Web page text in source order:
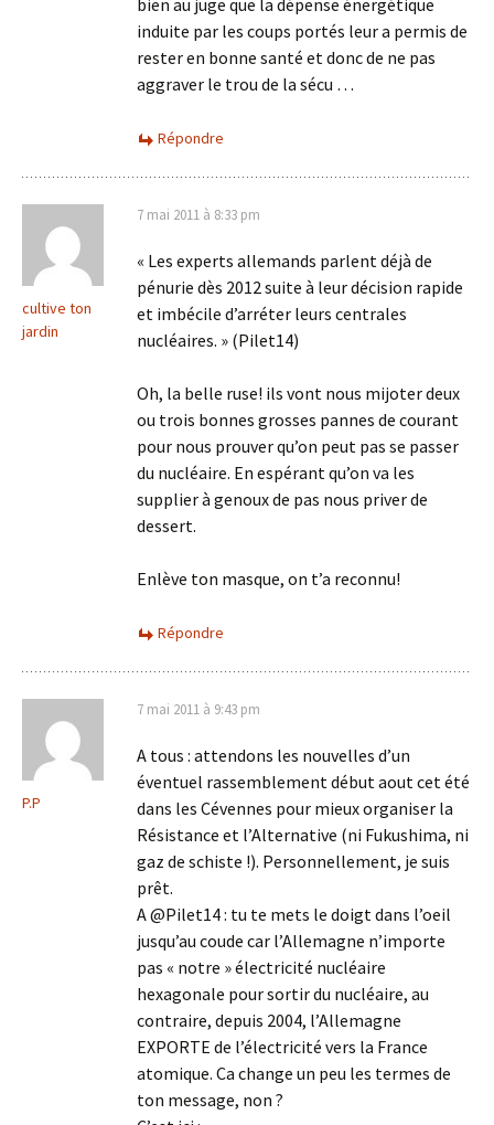
bien au juge que la dépense énergétique
induite par les coups portés leur a permis de
rester en bonne santé et donc de ne pas
aggraver le trou de la sécu …
Répondre
cultive ton
jardin
7 mai 2011 à 8:33 pm
« Les experts allemands parlent déjà de
pénurie dès 2012 suite à leur décision rapide
et imbécile d’arréter leurs centrales
nucléaires. » (Pilet14)
Oh, la belle ruse! ils vont nous mijoter deux
ou trois bonnes grosses pannes de courant
pour nous prouver qu’on peut pas se passer
du nucléaire. En espérant qu’on va les
supplier à genoux de pas nous priver de
dessert.
Enlève ton masque, on t’a reconnu!
Répondre
P.P
7 mai 2011 à 9:43 pm
A tous : attendons les nouvelles d’un
éventuel rassemblement début aout cet été
dans les Cévennes pour mieux organiser la
Résistance et l’Alternative (ni Fukushima, ni
gaz de schiste !). Personnellement, je suis
prêt.
A @Pilet14 : tu te mets le doigt dans l’oeil
jusqu’au coude car l’Allemagne n’importe
pas « notre » électricité nucléaire
hexagonale pour sortir du nucléaire, au
contraire, depuis 2004, l’Allemagne
EXPORTE de l’électricité vers la France
atomique. Ca change un peu les termes de
ton message, non ?